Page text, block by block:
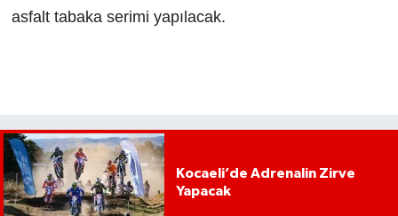
asfalt tabaka serimi yapılacak.
Kocaeli’de Adrenalin Zirve
Yapacak